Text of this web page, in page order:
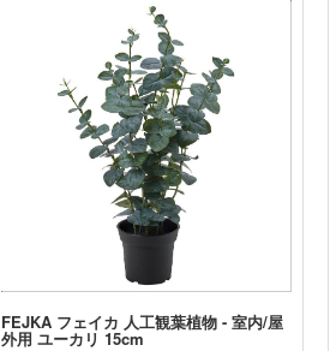
FEJKA フェイカ 人工観葉植物 - 室内/屋
外用 ユーカリ 15cm